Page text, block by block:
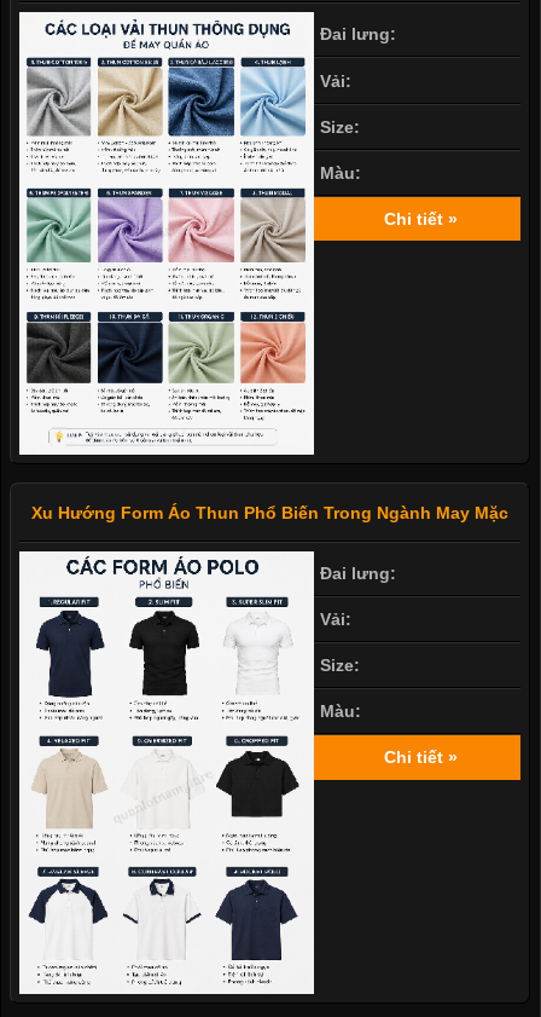
Đai lưng:
Vải:
Size:
Màu:
Chi tiết »
Xu Hướng Form Áo Thun Phổ Biến Trong Ngành May Mặc
Đai lưng:
Vải:
Size:
Màu:
Chi tiết »